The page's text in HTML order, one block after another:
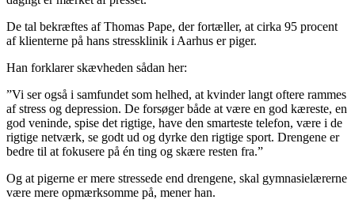
De tal bekræftes af Thomas Pape, der fortæller, at cirka 95 procent
af klienterne på hans stressklinik i Aarhus er piger.
Han forklarer skævheden sådan her:
”Vi ser også i samfundet som helhed, at kvinder langt oftere rammes
af stress og depression. De forsøger både at være en god kæreste, en
god veninde, spise det rigtige, have den smarteste telefon, være i de
rigtige netværk, se godt ud og dyrke den rigtige sport. Drengene er
bedre til at fokusere på én ting og skære resten fra.”
Og at pigerne er mere stressede end drengene, skal gymnasielærerne
være mere opmærksomme på, mener han.